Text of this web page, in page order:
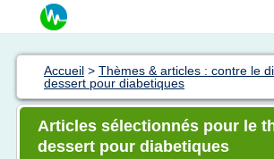
Accueil > Thèmes & articles : contre le
dessert pour diabetiques
Articles sélectionnés pour le
dessert pour diabetiques